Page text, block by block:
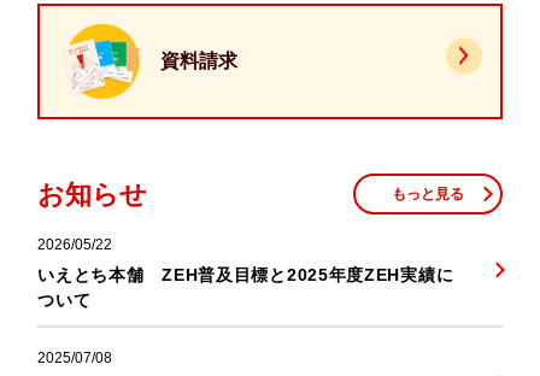
資料請求
お知らせ もっと見る
2026/05/22
いえとち本舗 ZEH普及目標と2025年度ZEH実績に
ついて
2025/07/08